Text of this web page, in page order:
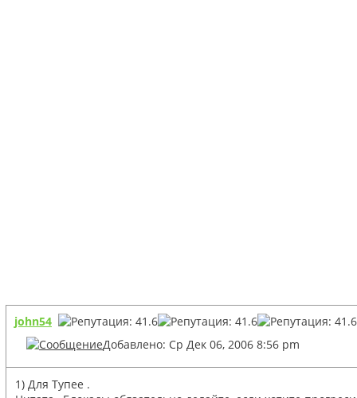
john54
Добавлено: Ср Дек 06, 2006 8:56 pm
1) Для Тупее .